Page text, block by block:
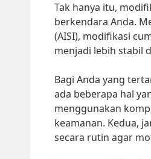
Tak hanya itu,
berkendara Anda.
(AISI), modifikasi
menjadi lebih stabil
Bagi Anda yang
ada beberapa hal
menggunakan
keamanan. Kedua,
secara rutin agar